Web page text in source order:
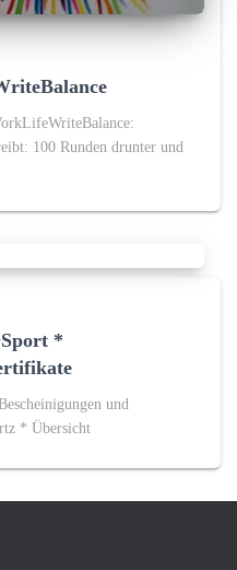
100 Runden drunter und
*
und
* Übersicht